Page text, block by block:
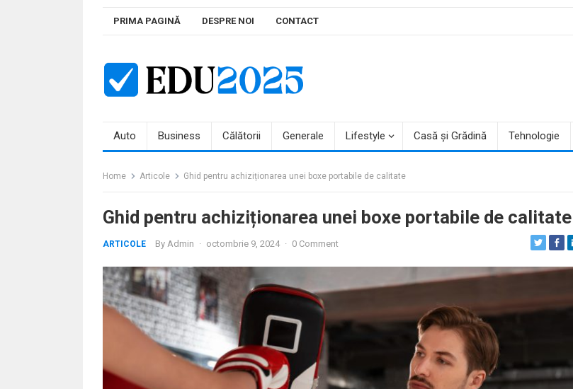
PRIMA PAGINĂ DESPRE NOI CONTACT
Auto Business Călătorii Generale Lifestyle Casă și Grădină Tehnologie
Home Articole Ghid pentru achiziționarea unei boxe portabile de calitate
Ghid pentru achiziționarea unei boxe portabile de calitate
ARTICOLE By Admin · octombrie 9, 2024 · 0 Comment